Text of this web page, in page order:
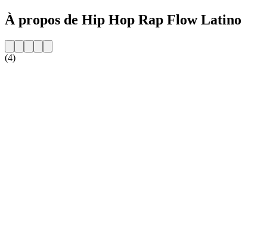
À propos de Hip Hop Rap Flow Latino
(4)